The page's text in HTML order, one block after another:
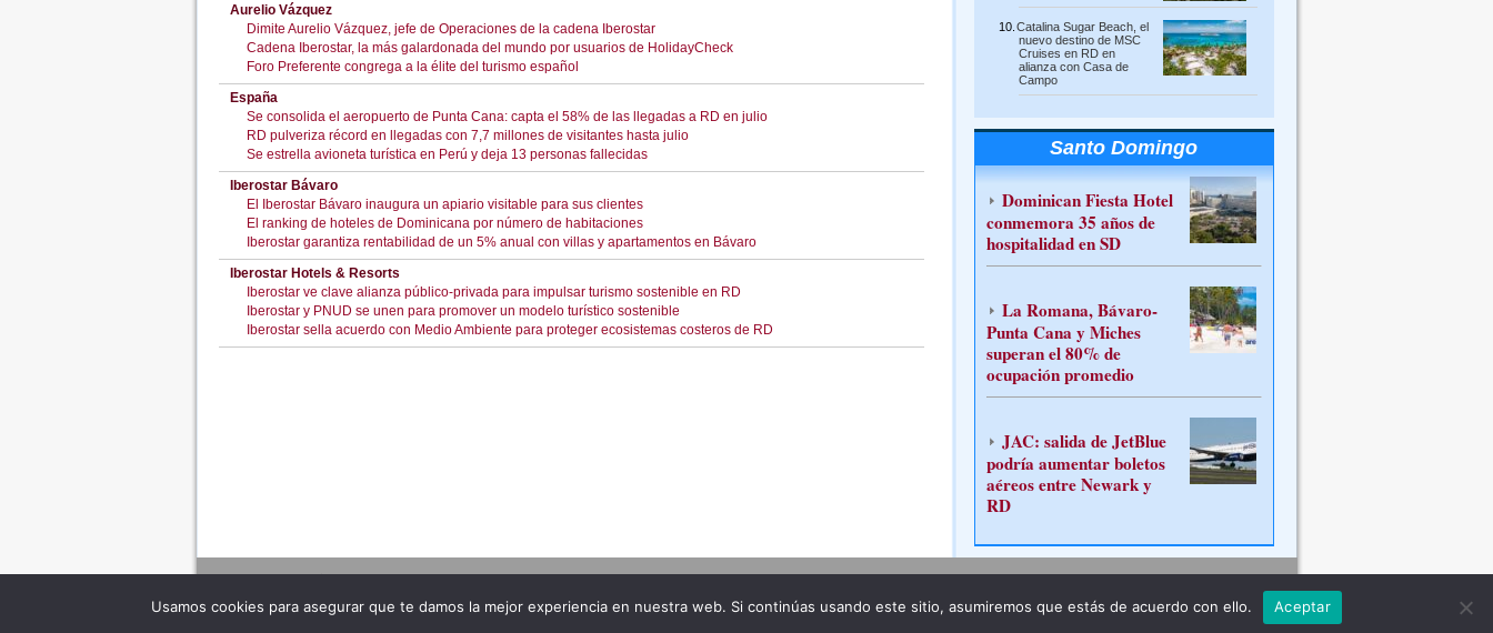
Aurelio Vázquez
Dimite Aurelio Vázquez, jefe de Operaciones de la cadena Iberostar
Cadena Iberostar, la más galardonada del mundo por usuarios de HolidayCheck
Foro Preferente congrega a la élite del turismo español
España
Se consolida el aeropuerto de Punta Cana: capta el 58% de las llegadas a RD en julio
RD pulveriza récord en llegadas con 7,7 millones de visitantes hasta julio
Se estrella avioneta turística en Perú y deja 13 personas fallecidas
Iberostar Bávaro
El Iberostar Bávaro inaugura un apiario visitable para sus clientes
El ranking de hoteles de Dominicana por número de habitaciones
Iberostar garantiza rentabilidad de un 5% anual con villas y apartamentos en Bávaro
Iberostar Hotels & Resorts
Iberostar ve clave alianza público-privada para impulsar turismo sostenible en RD
Iberostar y PNUD se unen para promover un modelo turístico sostenible
Iberostar sella acuerdo con Medio Ambiente para proteger ecosistemas costeros de RD
Catalina Sugar Beach, el
nuevo destino de MSC
Cruises en RD en
alianza con Casa de
Campo
Santo Domingo
Dominican Fiesta Hotel
conmemora 35 años de
hospitalidad en SD
La Romana, Bávaro-
Punta Cana y Miches
superan el 80% de
ocupación promedio
JAC: salida de JetBlue
podría aumentar boletos
aéreos entre Newark y
RD
Usamos cookies para asegurar que te damos la mejor experiencia en nuestra web. Si continúas usando este sitio, asumiremos que estás de acuerdo con ello. Aceptar